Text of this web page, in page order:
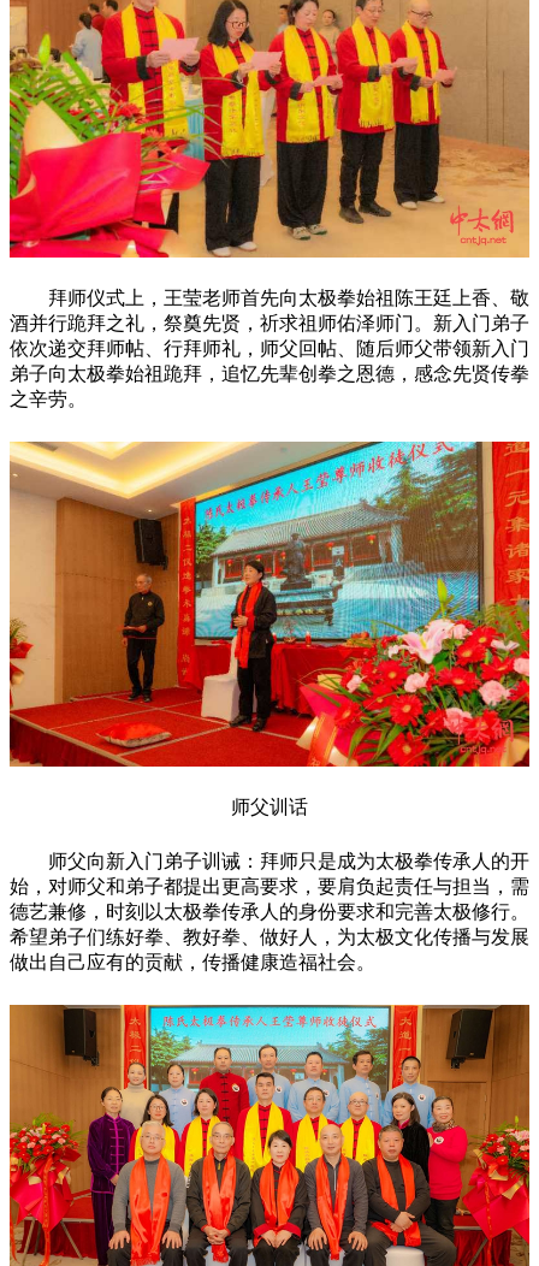
拜师仪式上，王莹老师首先向太极拳始祖陈王廷上香、敬
酒并行跪拜之礼，祭奠先贤，祈求祖师佑泽师门。新入门弟子
依次递交拜师帖、行拜师礼，师父回帖、随后师父带领新入门
弟子向太极拳始祖跪拜，追忆先辈创拳之恩德，感念先贤传拳
之辛劳。
师父训话
师父向新入门弟子训诫：拜师只是成为太极拳传承人的开
始，对师父和弟子都提出更高要求，要肩负起责任与担当，需
德艺兼修，时刻以太极拳传承人的身份要求和完善太极修行。
希望弟子们练好拳、教好拳、做好人，为太极文化传播与发展
做出自己应有的贡献，传播健康造福社会。